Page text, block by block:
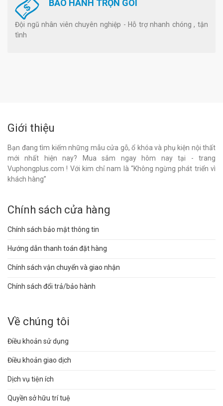
BẢO HÀNH TRỌN GÓI
Đội ngũ nhân viên chuyên nghiệp - Hỗ trợ nhanh chóng , tận
tình
Giới thiệu
Bạn đang tìm kiếm những mẫu cửa gỗ, ổ khóa và phụ kiện nội thất
mới nhất hiện nay? Mua sắm ngay hôm nay tại - trang
Vuphongplus.com ! Với kim chỉ nam là “Không ngừng phát triển vì
khách hàng”
Chính sách cửa hàng
Chính sách bảo mật thông tin
Hướng dẫn thanh toán đặt hàng
Chính sách vận chuyển và giao nhận
Chính sách đổi trả/bảo hành
Về chúng tôi
Điều khoản sử dụng
Điều khoản giao dịch
Dịch vụ tiện ích
Quyền sở hữu trí tuệ